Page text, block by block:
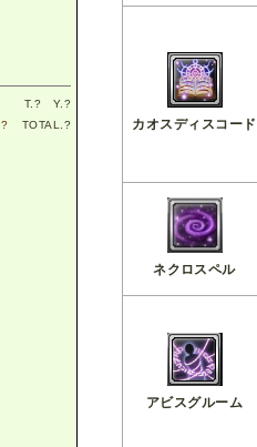
カオスディスコード
ネクロスペル
アビスグルーム
T. ? Y. ?
? TOTAL. ?